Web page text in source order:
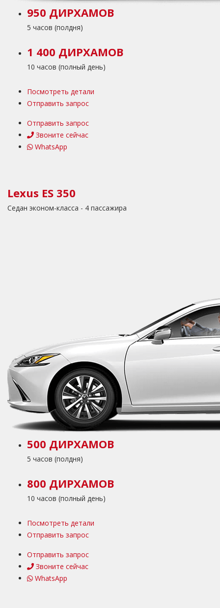
950 ДИРХАМОВ
5 часов (полдня)
1 400 ДИРХАМОВ
10 часов (полный день)
Посмотреть детали
Отправить запрос
Отправить запрос
Звоните сейчас
WhatsApp
Lexus ES 350
Седан эконом-класса - 4 пассажира
500 ДИРХАМОВ
5 часов (полдня)
800 ДИРХАМОВ
10 часов (полный день)
Посмотреть детали
Отправить запрос
Отправить запрос
Звоните сейчас
WhatsApp